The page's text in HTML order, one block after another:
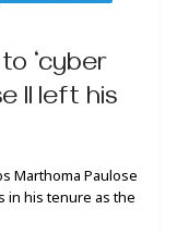
‘cyber
II left his
Marthoma Paulose
in his tenure as the